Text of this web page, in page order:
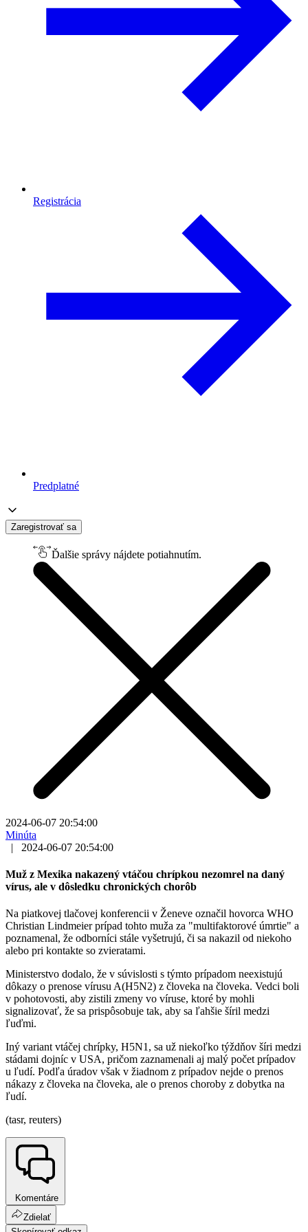
Registrácia
Predplatné
Zaregistrovať sa
Ďalšie správy nájdete potiahnutím.
2024-06-07 20:54:00
Minúta
|
2024-06-07 20:54:00
Muž z Mexika nakazený vtáčou chrípkou nezomrel na daný
vírus, ale v dôsledku chronických chorôb
Na piatkovej tlačovej konferencii v Ženeve označil hovorca WHO
Christian Lindmeier prípad tohto muža za "multifaktorové úmrtie" a
poznamenal, že odborníci stále vyšetrujú, či sa nakazil od niekoho
alebo pri kontakte so zvieratami.
Ministerstvo dodalo, že v súvislosti s týmto prípadom neexistujú
dôkazy o prenose vírusu A(H5N2) z človeka na človeka. Vedci boli
v pohotovosti, aby zistili zmeny vo víruse, ktoré by mohli
signalizovať, že sa prispôsobuje tak, aby sa ľahšie šíril medzi
ľuďmi.
Iný variant vtáčej chrípky, H5N1, sa už niekoľko týždňov šíri medzi
stádami dojníc v USA, pričom zaznamenali aj malý počet prípadov
u ľudí. Podľa úradov však v žiadnom z prípadov nejde o prenos
nákazy z človeka na človeka, ale o prenos choroby z dobytka na
ľudí.
(tasr, reuters)
Komentáre
Zdielať